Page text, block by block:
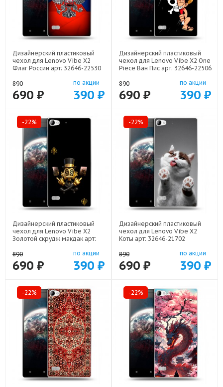
Дизайнерский пластиковый
чехол для Lenovo Vibe X2
Флаг России арт: 32646-22530
890
690 ₽
по акции
390 ₽
Дизайнерский пластиковый
чехол для Lenovo Vibe X2 One
Piece Ван Пис арт: 32646-22506
890
690 ₽
по акции
390 ₽
-22%
Дизайнерский пластиковый
чехол для Lenovo Vibe X2
Золотой скрудж макдак арт:
890
690 ₽
по акции
390 ₽
-22%
Дизайнерский пластиковый
чехол для Lenovo Vibe X2
Коты арт: 32646-21702
890
690 ₽
по акции
390 ₽
-22% -22%